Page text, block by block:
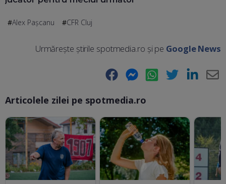
Alex Pașcanu CFR Cluj
Urmărește știrile spotmedia.ro și pe Google News
Facebook Messenger WhatsApp Twitter LinkedIn
Articolele zilei pe spotmedia.ro